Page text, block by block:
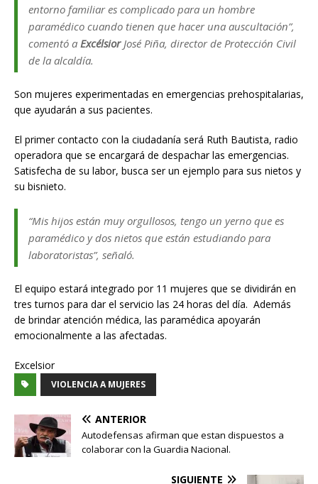
entorno familiar es complicado para un hombre
paramédico cuando tienen que hacer una auscultación”,
comentó a ExcélsiorJosé Piña, director de Protección Civil
de la alcaldía.
Son mujeres experimentadas en emergencias prehospitalarias,
que ayudarán a sus pacientes.
El primer contacto con la ciudadanía será Ruth Bautista, radio
operadora que se encargará de despachar las emergencias.
Satisfecha de su labor, busca ser un ejemplo para sus nietos y
su bisnieto.
“Mis hijos están muy orgullosos, tengo un yerno que es
paramédico y dos nietos que están estudiando para
laboratoristas”, señaló.
El equipo estará integrado por 11 mujeres que se dividirán en
tres turnos para dar el servicio las 24 horas del día. Además
de brindar atención médica, las paramédica apoyarán
emocionalmente a las afectadas.
Excelsior
VIOLENCIA A MUJERES
ANTERIOR
Autodefensas afirman que estan dispuestos a
colaborar con la Guardia Nacional.
SIGUIENTE